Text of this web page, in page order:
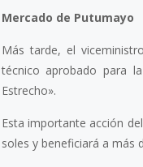
Mercado de Putumayo
Más tarde, el
técnico aprobado para
Estrecho».
Esta importante acción
soles y beneficiará a más